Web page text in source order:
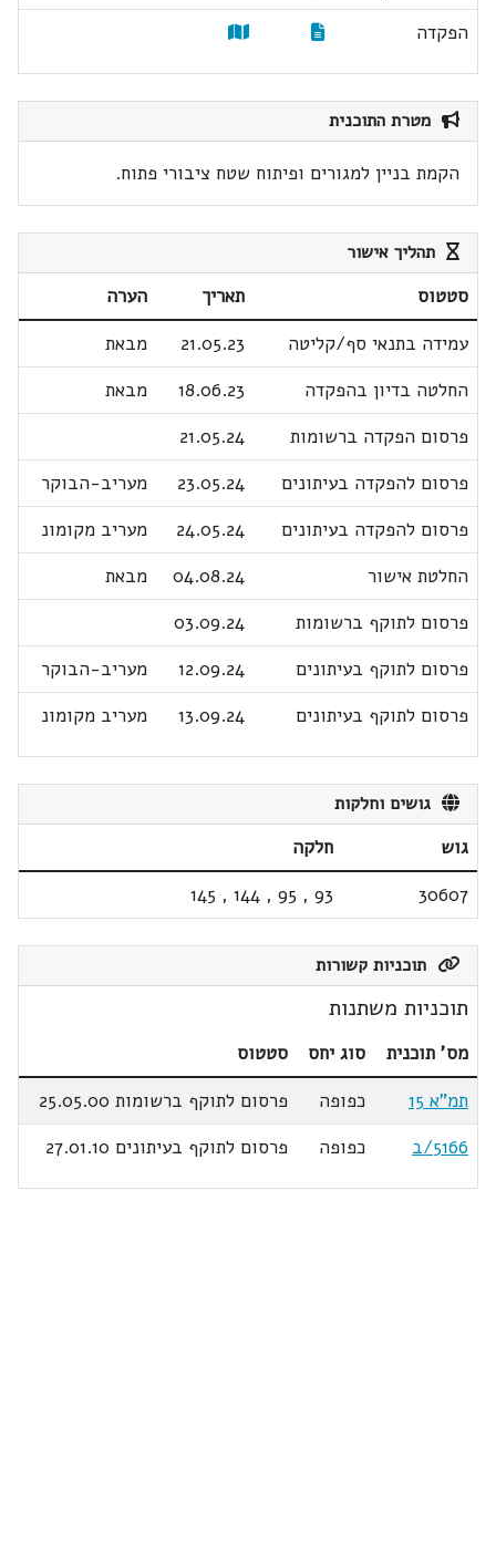
הפקדה
מטרת התוכנית
הקמת בניין למגורים ופיתוח שטח ציבורי פתוח.
תהליך אישור
סטטוס תאריך
הערה
עמידה בתנאי סף/קליטה
21.05.23
מבאת
החלטה בדיון בהפקדה
18.06.23
מבאת
פרסום הפקדה ברשומות
21.05.24
פרסום להפקדה בעיתונים
23.05.24
מעריב-הבוקר
פרסום להפקדה בעיתונים
24.05.24
מעריב מקומונ
החלטת אישור
04.08.24
מבאת
פרסום לתוקף ברשומות
03.09.24
פרסום לתוקף בעיתונים
12.09.24
מעריב-הבוקר
פרסום לתוקף בעיתונים
13.09.24 מעריב מקומונ
גושים וחלקות
גוש
חלקה
30607
93
,
95
,
144
,
145
תוכניות קשורות
תוכניות משתנות
מס' תוכנית סוג יחס
סטטוס
תמ"א 15
כפופה
פרסום לתוקף ברשומות 25.05.00
5166/ב
כפופה פרסום לתוקף בעיתונים 27.01.10